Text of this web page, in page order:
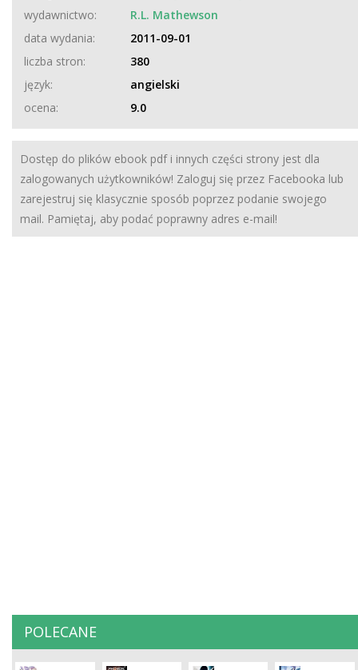
wydawnictwo:
R.L. Mathewson
data wydania:
2011-09-01
liczba stron:
380
język:
angielski
ocena:
9.0
Dostęp do plików ebook pdf i innych części strony jest dla
zalogowanych użytkowników! Zaloguj się przez Facebooka lub
zarejestruj się klasycznie sposób poprzez podanie swojego
mail. Pamiętaj, aby podać poprawny adres e-mail!
POLECANE